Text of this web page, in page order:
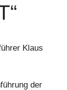
Klaus
der